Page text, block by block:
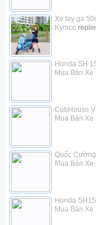
Xe tay ga
Kymco
Honda SH
Mua Bán Xe
CubHouse
Mua Bán Xe
Quốc
Mua Bán Xe
Honda
Mua Bán Xe